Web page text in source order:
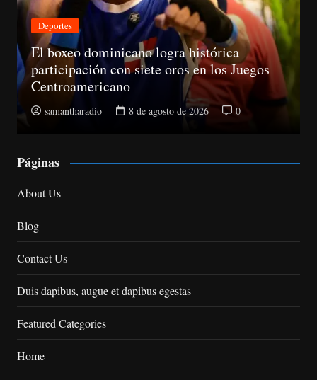
Deportes
El boxeo dominicano logra histórica
participación con siete oros en los Juegos
Centroamericano
samantharadio 8 de agosto de 2026 0
Páginas
About Us
Blog
Contact Us
Duis dapibus, augue et dapibus egestas
Featured Categories
Home